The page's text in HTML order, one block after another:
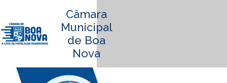
Câmara
Municipal
de Boa
Nova